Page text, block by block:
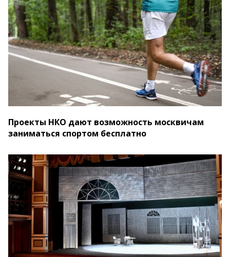
Проекты НКО дают возможность москвичам
заниматься спортом бесплатно